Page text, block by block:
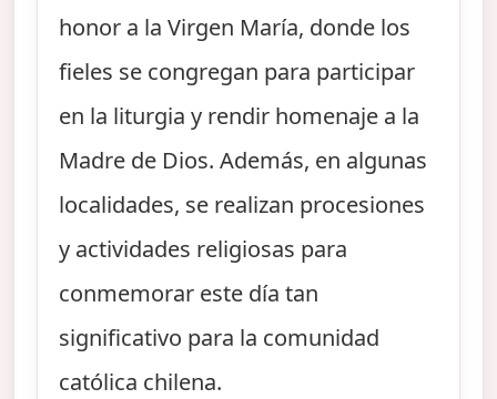
honor a la Virgen María, donde los
fieles se congregan para participar
en la liturgia y rendir homenaje a la
Madre de Dios. Además, en algunas
localidades, se realizan procesiones
y actividades religiosas para
conmemorar este día tan
significativo para la comunidad
católica chilena.